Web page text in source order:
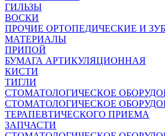
ГИЛЬЗЫ
ВОСКИ
ПРОЧИЕ ОРТОПЕДИЧЕСКИЕ И
МАТЕРИАЛЫ
ПРИПОЙ
БУМАГА АРТИКУЛЯЦИОННАЯ
КИСТИ
ТИГЛИ
СТОМАТОЛОГИЧЕСКОЕ
СТОМАТОЛОГИЧЕСКОЕ
ТЕРАПЕВТИЧЕСКОГО ПРИЕМА
ЗАПЧАСТИ